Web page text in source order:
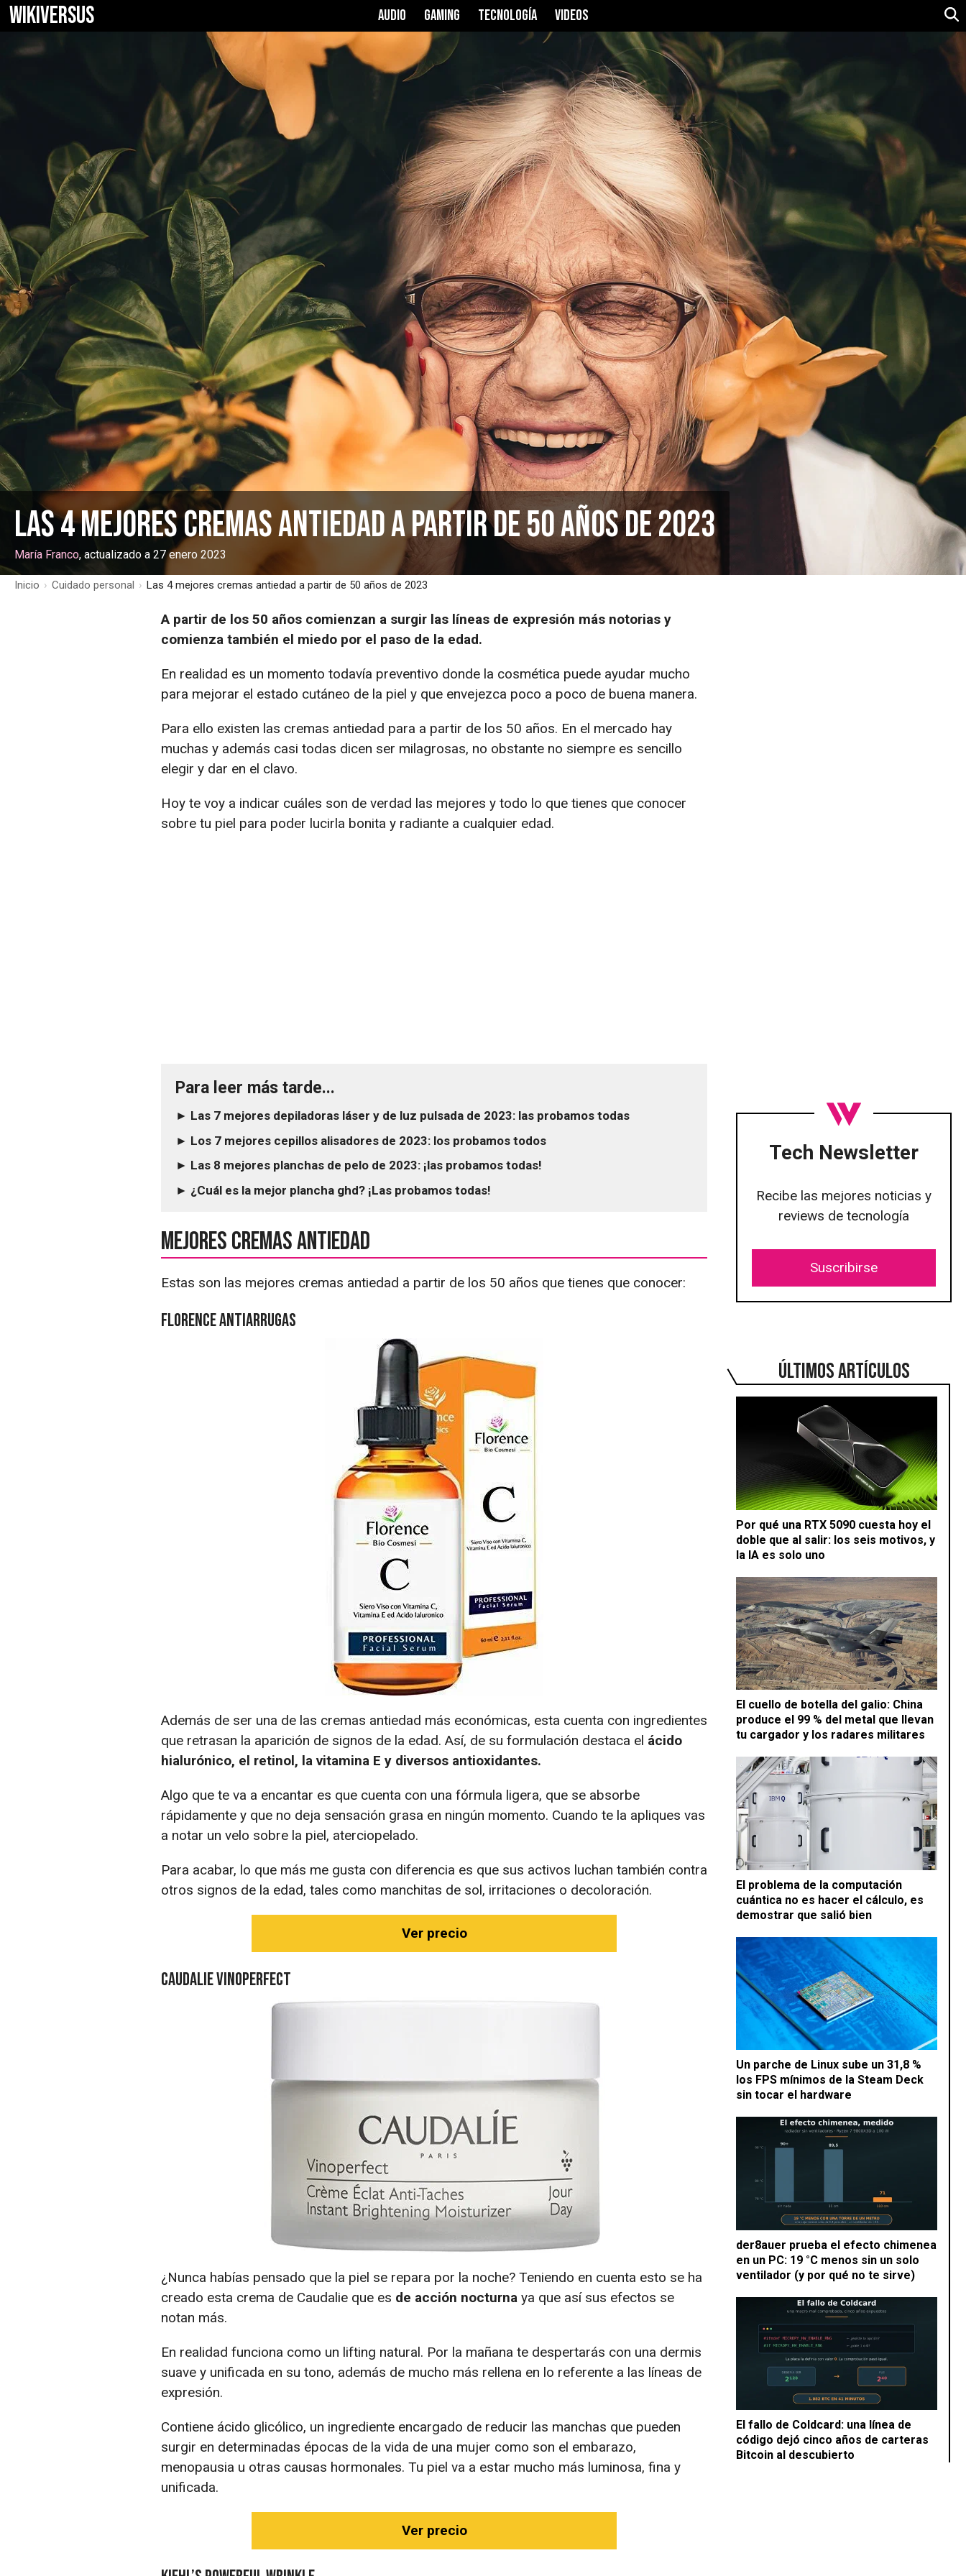
WIKIVERSUS AUDIO GAMING TECNOLOGÍA VIDEOS
Las 4 mejores cremas antiedad a partir de 50 años de 2023
María Franco, actualizado a 27 enero 2023
Inicio › Cuidado personal › Las 4 mejores cremas antiedad a partir de 50 años de 2023
Tech Newsletter
Recibe las mejores noticias y
reviews de tecnología
Suscribirse
ÚLTIMOS ARTÍCULOS
Por qué una RTX 5090 cuesta hoy el
doble que al salir: los seis motivos, y
la IA es solo uno
El cuello de botella del galio: China
produce el 99 % del metal que llevan
tu cargador y los radares militares
El problema de la computación
cuántica no es hacer el cálculo, es
demostrar que salió bien
Un parche de Linux sube un 31,8 %
los FPS mínimos de la Steam Deck
sin tocar el hardware
der8auer prueba el efecto chimenea
en un PC: 19 °C menos sin un solo
ventilador (y por qué no te sirve)
El fallo de Coldcard: una línea de
código dejó cinco años de carteras
Bitcoin al descubierto
A partir de los 50 años comienzan a surgir las líneas de expresión más notorias y
comienza también el miedo por el paso de la edad.
En realidad es un momento todavía preventivo donde la cosmética puede ayudar mucho
para mejorar el estado cutáneo de la piel y que envejezca poco a poco de buena manera.
Para ello existen las cremas antiedad para a partir de los 50 años. En el mercado hay
muchas y además casi todas dicen ser milagrosas, no obstante no siempre es sencillo
elegir y dar en el clavo.
Hoy te voy a indicar cuáles son de verdad las mejores y todo lo que tienes que conocer
sobre tu piel para poder lucirla bonita y radiante a cualquier edad.
Para leer más tarde...
► Las 7 mejores depiladoras láser y de luz pulsada de 2023: las probamos todas
► Los 7 mejores cepillos alisadores de 2023: los probamos todos
► Las 8 mejores planchas de pelo de 2023: ¡las probamos todas!
► ¿Cuál es la mejor plancha ghd? ¡Las probamos todas!
Mejores cremas antiedad
Estas son las mejores cremas antiedad a partir de los 50 años que tienes que conocer:
Florence antiarrugas
Además de ser una de las cremas antiedad más económicas, esta cuenta con ingredientes
que retrasan la aparición de signos de la edad. Así, de su formulación destaca el ácido
hialurónico, el retinol, la vitamina E y diversos antioxidantes.
Algo que te va a encantar es que cuenta con una fórmula ligera, que se absorbe
rápidamente y que no deja sensación grasa en ningún momento. Cuando te la apliques vas
a notar un velo sobre la piel, aterciopelado.
Para acabar, lo que más me gusta con diferencia es que sus activos luchan también contra
otros signos de la edad, tales como manchitas de sol, irritaciones o decoloración.
Ver precio
Caudalie Vinoperfect
¿Nunca habías pensado que la piel se repara por la noche? Teniendo en cuenta esto se ha
creado esta crema de Caudalie que es de acción nocturna ya que así sus efectos se
notan más.
En realidad funciona como un lifting natural. Por la mañana te despertarás con una dermis
suave y unificada en su tono, además de mucho más rellena en lo referente a las líneas de
expresión.
Contiene ácido glicólico, un ingrediente encargado de reducir las manchas que pueden
surgir en determinadas épocas de la vida de una mujer como son el embarazo,
menopausia u otras causas hormonales. Tu piel va a estar mucho más luminosa, fina y
unificada.
Ver precio